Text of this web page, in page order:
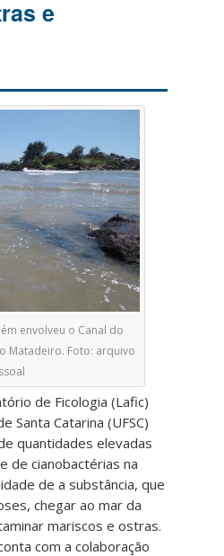
e
envolveu o Canal do
Matadeiro. Foto: arquivo
de Ficologia (Lafic)
Santa Catarina (UFSC)
quantidades elevadas
de cianobactérias na
de a substância, que
chegar ao mar da
mariscos e ostras.
com a colaboração